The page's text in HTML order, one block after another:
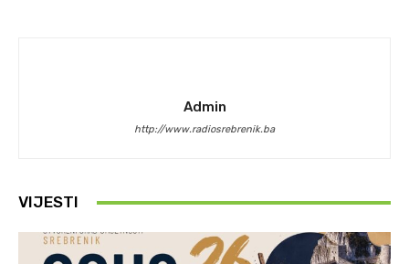
Admin
http://www.radiosrebrenik.ba
VIJESTI